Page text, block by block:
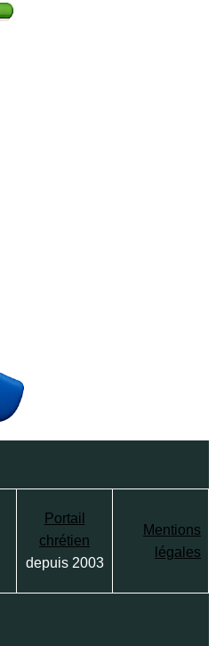
Portail
chrétien
depuis 2003
Mentions
légales